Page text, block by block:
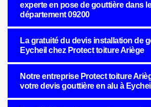
experte en pose de gouttière dans le
département 09200
La gratuité du devis installation de
Eycheil chez Protect toiture Ariège
Notre entreprise Protect toiture
votre devis gouttière en alu à Eycheil